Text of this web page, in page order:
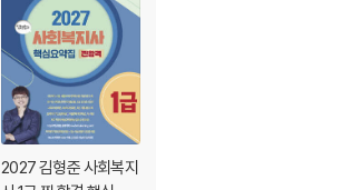
2027 김형준 사회복지